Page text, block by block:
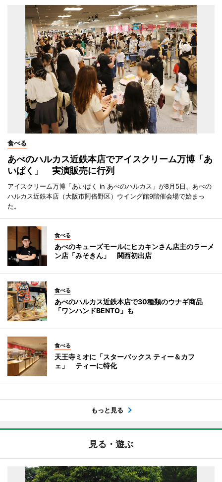
食べる
あべのハルカス近鉄本店でアイスクリーム万博「あ
いぱく」 実演販売に行列
アイスクリーム万博「あいぱく in あべのハルカス」が8月5日、あべの
ハルカス近鉄本店（大阪市阿倍野区）ウイング館9階催会場で始まっ
た。
食べる
あべのキューズモールにヒカキンさん店主のラーメ
ン店「みそきん」 関西初出店
食べる
あべのハルカス近鉄本店で30種類のウナギ商品
「ワンハンドBENTO」も
食べる
天王寺ミオに「スターバックス ティー＆カフ
ェ」 ティーに特化
もっと見る
見る・遊ぶ